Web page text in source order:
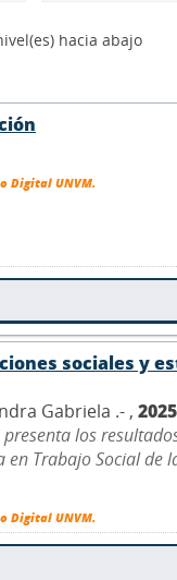
hacia abajo
Digital UNVM.
sociales y
Gabriela .- , 2025
los
en Trabajo Social de
Digital UNVM.